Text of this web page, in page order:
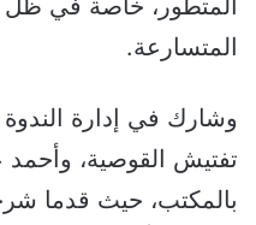
المتطور، خاصة في ظل
المتسارعة.
وشارك في إدارة
تفتيش القوصية، وأحمد
بالمكتب، حيث قدما